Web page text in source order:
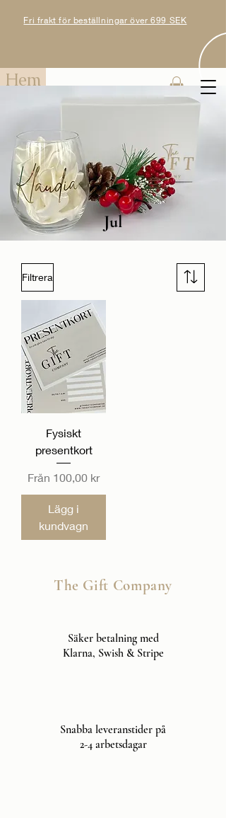
Fri frakt för beställningar över 699 SEK
Hem
Jul
Filtrera
Fysiskt
presentkort
Från 100,00 kr
Reapris
Lägg i
kundvagn
The Gift Company
Säker betalning med
Klarna, Swish & Stripe
Snabba leveranstider på
2-4 arbetsdagar